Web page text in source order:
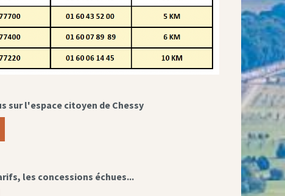
sur l'espace citoyen de Chessy
les concessions échues...